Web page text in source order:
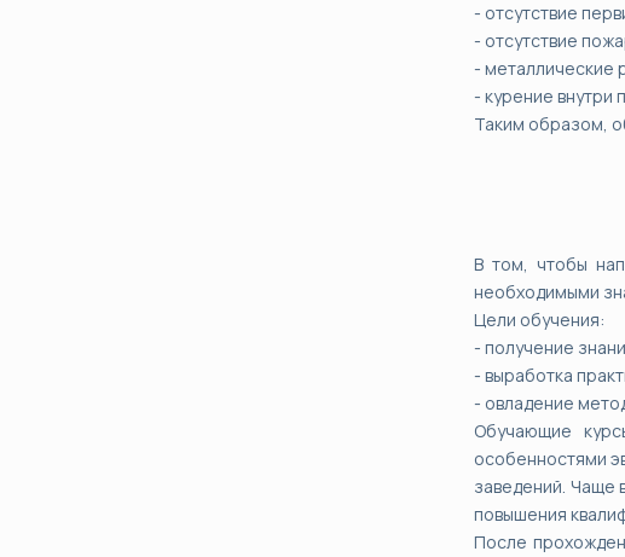
- отсутствие
- отсутствие
- металлические
- курение внутри
Таким образом,
В том, чтобы
необходимыми
Цели обучения:
- получение
- выработка
- овладение
Обучающие
особенностями
заведений. Чаще
повышения
После